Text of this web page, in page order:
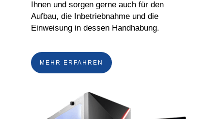
Ihnen und sorgen gerne auch für den
Aufbau, die Inbetriebnahme und die
Einweisung in dessen Handhabung.
MEHR ERFAHREN